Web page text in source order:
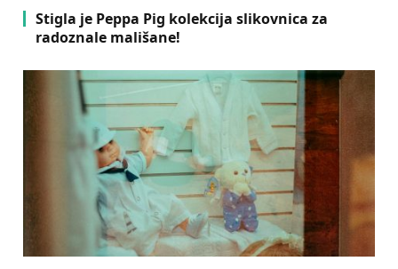
Stigla je Peppa Pig kolekcija slikovnica za
radoznale mališane!